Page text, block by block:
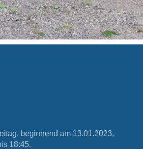
beginnend am 13.01.2023,
18:45.